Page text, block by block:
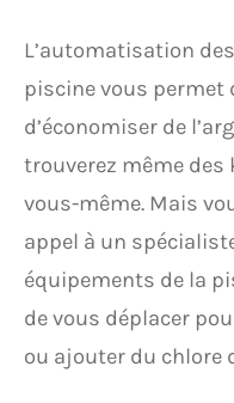
L’automatisation
piscine vous permet
d’économiser de
trouverez même
vous-même. Mais
appel à un
équipements de la
de vous déplacer
ou ajouter du chlore